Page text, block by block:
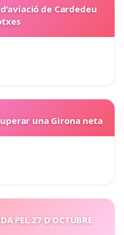
de Cardedeu
una Girona neta
PEL 27 D’OCTUBRE